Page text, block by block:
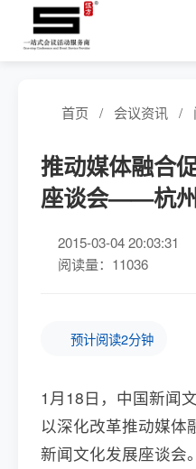
首页 / 会议资讯 /
推动媒体融合
座谈会——杭
2015-03-04 20:03:31
阅读量：11036
预计阅读2分钟
1月18日，中国新闻
以深化改革推动媒体
新闻文化发展座谈会